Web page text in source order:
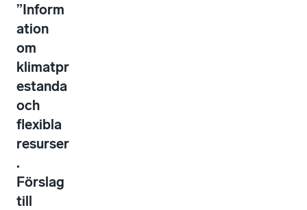
”Inform
ation
om
klimatpr
estanda
och
flexibla
resurser
.
Förslag
till